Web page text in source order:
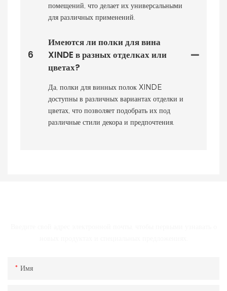
помещений, что делает их универсальными
для различных применений.
6
Имеются ли полки для вина
XINDE в разных отделках или
цветах?
Да, полки для винных полок XINDE
доступны в различных вариантах отделки и
цветах, что позволяет подобрать их под
различные стили декора и предпочтения.
Имя